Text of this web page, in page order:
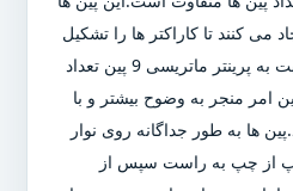
می کنند تا کاراکتر ها را تشکیل
دهند.پرینتر ماتریسی 24 پین نسبت به پرینتر ماتریسی 9 پین تعداد
امر منجر به وضوح بیشتر و با
ها به طور جداگانه روی نوار
از چپ به راست سپس از